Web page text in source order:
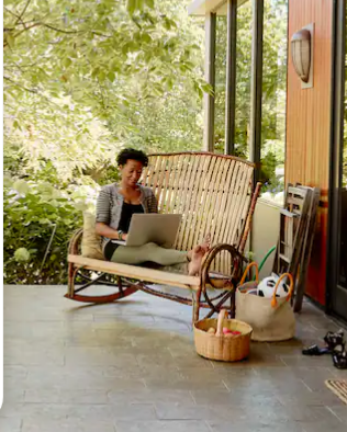
et vers le bas pour les parcourir ou en